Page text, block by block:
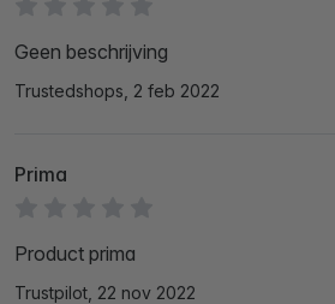
Geen beschrijving
Trustedshops, 2 feb 2022
Prima
Product prima
Trustpilot, 22 nov 2022